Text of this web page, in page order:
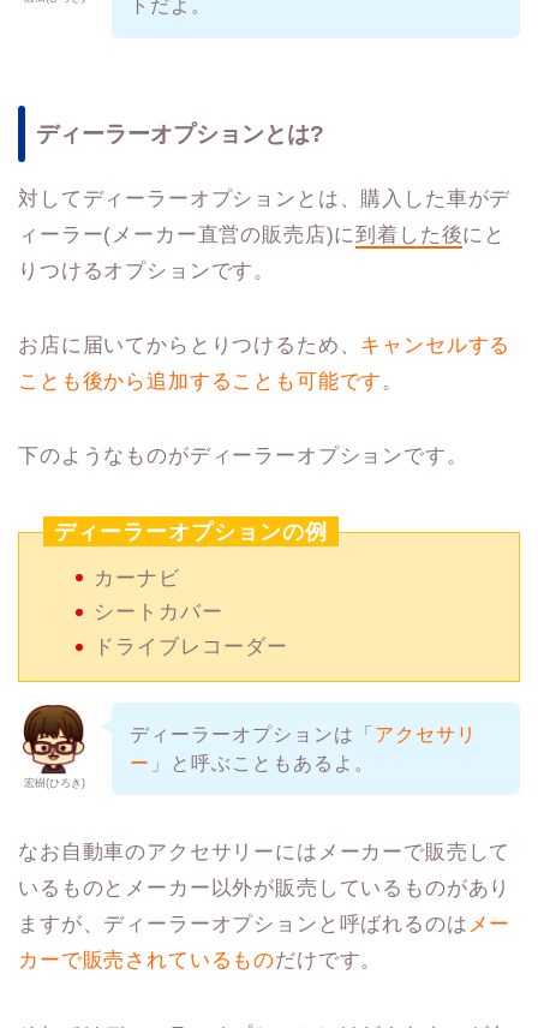
トだよ。
ディーラーオプションとは?
対してディーラーオプションとは、購入した車がデ
ィーラー(メーカー直営の販売店)に到着した後にと
りつけるオプションです。
お店に届いてからとりつけるため、 キャンセルする
ことも後から追加することも可能です 。
下のようなものがディーラーオプションです。
ディーラーオプションの例
カーナビ
シートカバー
ドライブレコーダー
宏樹(ひろき)
ディーラーオプションは「 アクセサリ
ー 」と呼ぶこともあるよ。
なお自動車のアクセサリーにはメーカーで販売して
いるものとメーカー以外が販売しているものがあり
ますが、ディーラーオプションと呼ばれるのは メー
カーで販売されているものだけです。